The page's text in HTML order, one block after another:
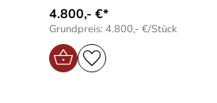
4.800,- €*
Grundpreis: 4.800,- €/Stück